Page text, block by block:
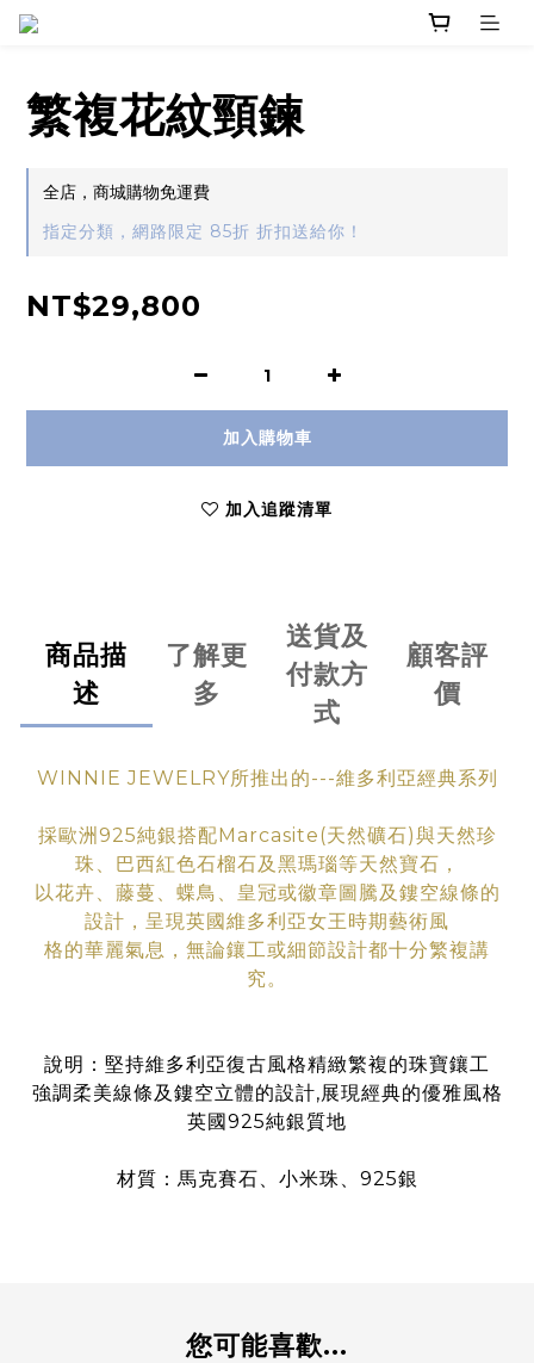
繁複花紋頸鍊
全店，商城購物免運費
指定分類，網路限定 85折 折扣送給你！
NT$29,800
加入購物車
加入追蹤清單
商品描
述
了解更
多
送貨及
付款方
式
顧客評
價
WINNIE JEWELRY所推出的---維多利亞經典系列
採歐洲925純銀搭配Marcasite(天然礦石)與天然珍
珠、巴西紅色石榴石及黑瑪瑙等天然寶石，
以花卉、藤蔓、蝶鳥、皇冠或徽章圖騰及鏤空線條的
設計，呈現英國維多利亞女王時期藝術風
格的華麗氣息 ，無論鑲工或細節設計都十分繁複講
究。
說明：堅持維多利亞復古風格精緻繁複的珠寶鑲工
強調柔美線條及鏤空立體的設計,展現經典的優雅風格
英國925純銀質地
材質 ：馬克賽石、小米珠、925銀
您可能喜歡...